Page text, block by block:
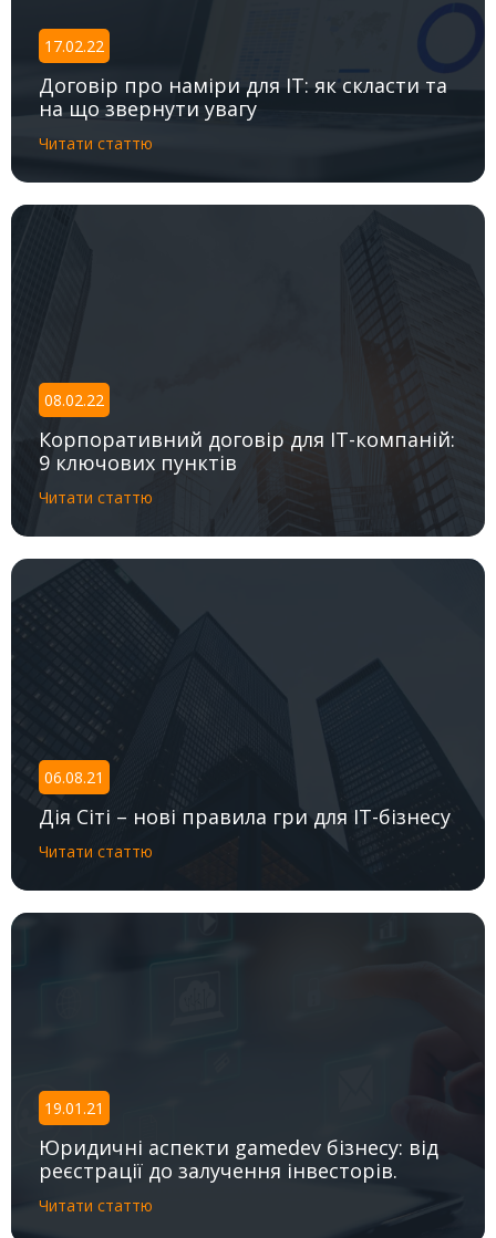
17.02.22
Договір про наміри для IT: як скласти та
на що звернути увагу
Читати статтю
08.02.22
Корпоративний договір для IT-компаній:
9 ключових пунктів
Читати статтю
06.08.21
Дія Сіті – нові правила гри для IT-бізнесу
Читати статтю
19.01.21
Юридичні аспекти gamedev бізнесу: від
реєстрації до залучення інвесторів.
Читати статтю